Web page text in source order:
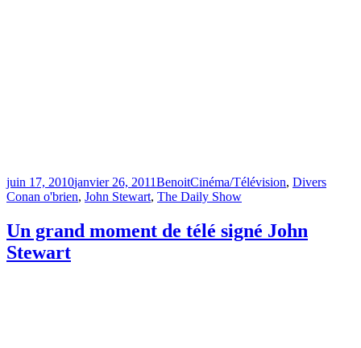
Publié
le
juin 17, 2010janvier 26, 2011BenoitCatégories
Cinéma/Télévision, Divers
Conan o'brien, John Stewart, The Daily Show
Un grand moment de télé signé John
Stewart